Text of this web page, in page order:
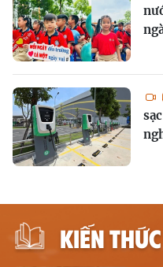
KIẾN